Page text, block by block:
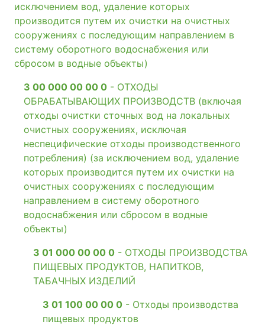
исключением вод, удаление которых
производится путем их очистки на очистных
сооружениях с последующим направлением в
систему оборотного водоснабжения или
сбросом в водные объекты)
3 00 000 00 00 0 - ОТХОДЫ
ОБРАБАТЫВАЮЩИХ ПРОИЗВОДСТВ (включая
отходы очистки сточных вод на локальных
очистных сооружениях, исключая
неспецифические отходы производственного
потребления) (за исключением вод, удаление
которых производится путем их очистки на
очистных сооружениях с последующим
направлением в систему оборотного
водоснабжения или сбросом в водные
объекты)
3 01 000 00 00 0 - ОТХОДЫ ПРОИЗВОДСТВА
ПИЩЕВЫХ ПРОДУКТОВ, НАПИТКОВ,
ТАБАЧНЫХ ИЗДЕЛИЙ
3 01 100 00 00 0 - Отходы производства
пищевых продуктов